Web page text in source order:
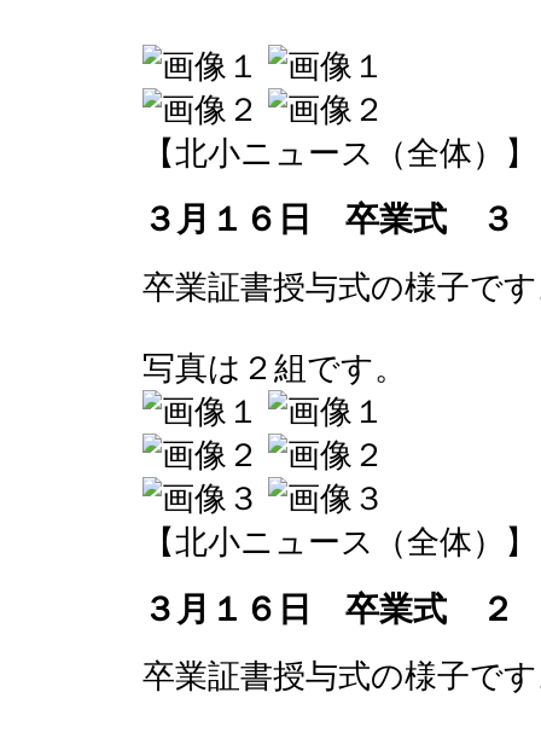
【北小ニュース（全体）
３月１６日 卒業式 ３
卒業証書授与式の様子で
写真は２組です。
【北小ニュース（全体）
３月１６日 卒業式 ２
卒業証書授与式の様子で